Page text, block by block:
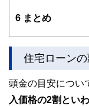
執筆者・
やすさは
私たちは
6 まとめ
住宅ローンの
頭金の目安につい
入価格の2割とい